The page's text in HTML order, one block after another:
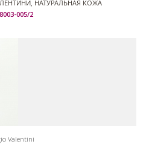
НАТУРАЛЬНАЯ КОЖА
005/2
Valentini